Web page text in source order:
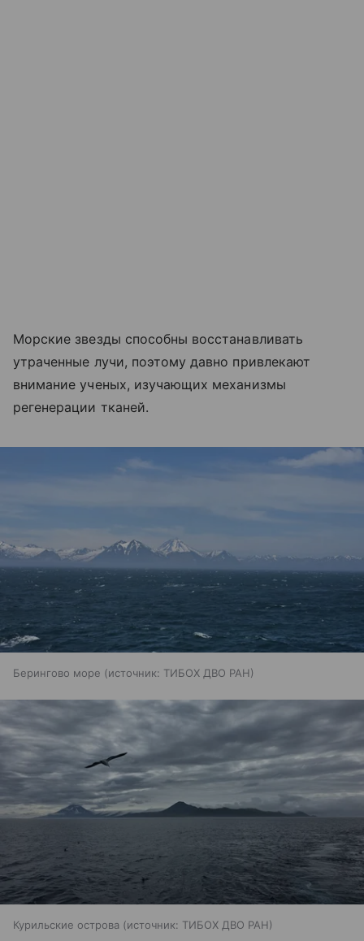
Морские звезды способны восстанавливать
утраченные лучи, поэтому давно привлекают
внимание ученых, изучающих механизмы
регенерации тканей.
Берингово море источник: ТИБОХ ДВО РАН
Курильские острова источник: ТИБОХ ДВО РАН